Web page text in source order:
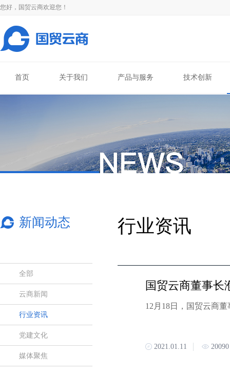
您好，国贸云商欢迎您！
首页 关于我们 产品与服务 技术创新
新闻动态
全部
云商新闻
行业资讯
党建文化
媒体聚焦
行业资讯
2021.01.11 20090